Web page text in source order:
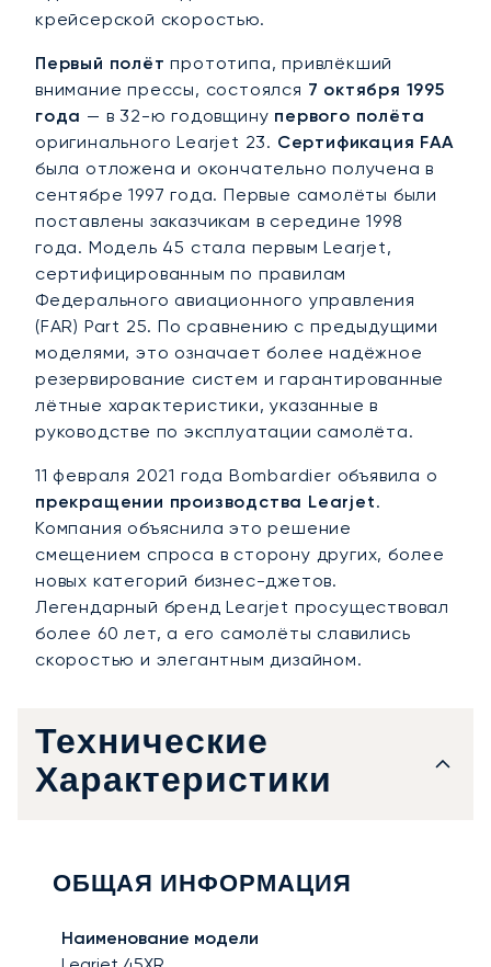
крейсерской скоростью.
Первый полёт прототипа, привлёкший
внимание прессы, состоялся 7 октября 1995
года — в 32-ю годовщину первого полёта
оригинального Learjet 23. Сертификация FAA
была отложена и окончательно получена в
сентябре 1997 года. Первые самолёты были
поставлены заказчикам в середине 1998
года. Модель 45 стала первым Learjet,
сертифицированным по правилам
Федерального авиационного управления
(FAR) Part 25. По сравнению с предыдущими
моделями, это означает более надёжное
резервирование систем и гарантированные
лётные характеристики, указанные в
руководстве по эксплуатации самолёта.
11 февраля 2021 года Bombardier объявила о
прекращении производства Learjet.
Компания объяснила это решение
смещением спроса в сторону других, более
новых категорий бизнес-джетов.
Легендарный бренд Learjet просуществовал
более 60 лет, а его самолёты славились
скоростью и элегантным дизайном.
Технические
Характеристики
ОБЩАЯ ИНФОРМАЦИЯ
Наименование модели